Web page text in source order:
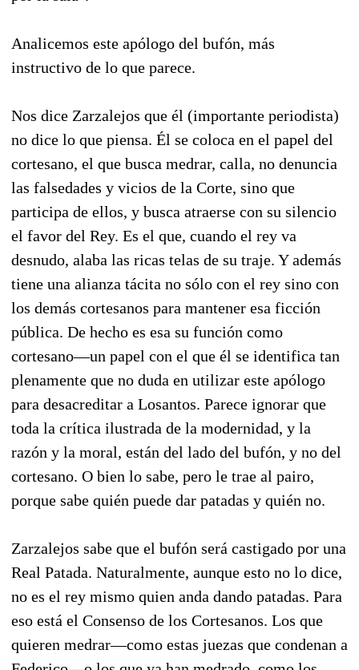
Analicemos este apólogo del bufón, más
instructivo de lo que parece.
Nos dice Zarzalejos que él (importante periodista)
no dice lo que piensa. Él se coloca en el papel del
cortesano, el que busca medrar, calla, no denuncia
las falsedades y vicios de la Corte, sino que
participa de ellos, y busca atraerse con su silencio
el favor del Rey. Es el que, cuando el rey va
desnudo, alaba las ricas telas de su traje. Y además
tiene una alianza tácita no sólo con el rey sino con
los demás cortesanos para mantener esa ficción
pública. De hecho es esa su función como
cortesano—un papel con el que él se identifica tan
plenamente que no duda en utilizar este apólogo
para desacreditar a Losantos. Parece ignorar que
toda la crítica ilustrada de la modernidad, y la
razón y la moral, están del lado del bufón, y no del
cortesano. O bien lo sabe, pero le trae al pairo,
porque sabe quién puede dar patadas y quién no.
Zarzalejos sabe que el bufón será castigado por una
Real Patada. Naturalmente, aunque esto no lo dice,
no es el rey mismo quien anda dando patadas. Para
eso está el Consenso de los Cortesanos. Los que
quieren medrar—como estas juezas que condenan a